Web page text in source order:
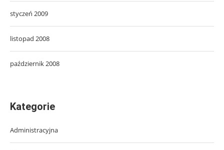
styczeń 2009
listopad 2008
październik 2008
Kategorie
Administracyjna